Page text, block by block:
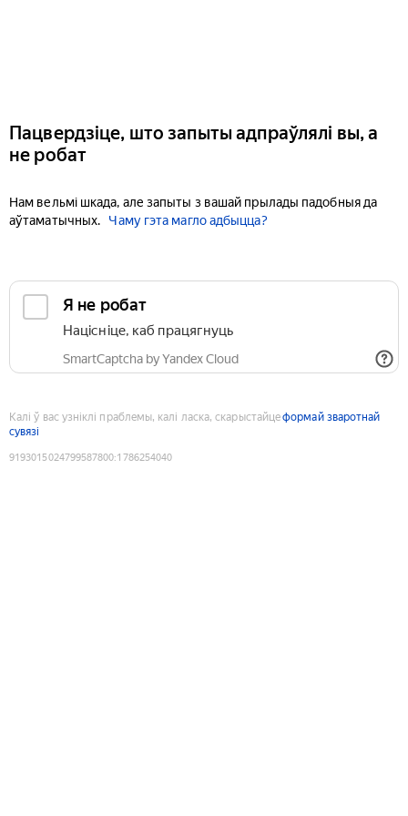
Пацвердзіце, што запыты адпраўлялі вы, а
не робат
Нам вельмі шкада, але запыты з вашай прылады падобныя да
аўтаматычных.
Чаму гэта магло адбыцца?
Я не робат
Націсніце, каб працягнуць
SmartCaptcha by Yandex Cloud
Калі ў вас узніклі праблемы, калі ласка, скарыстайцеформай зваротнай
сувязі
9193015024799587800:1786254040